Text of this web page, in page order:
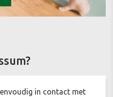
in contact met